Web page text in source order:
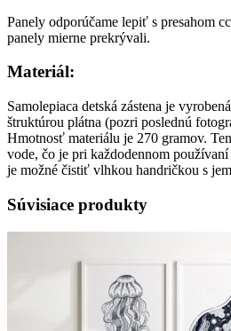
Panely odporúčame lepiť s presahom
panely mierne prekrývali.
Materiál:
Samolepiaca detská zástena je
štruktúrou plátna (pozri poslednú
Hmotnosť materiálu je 270 gramov.
vode, čo je pri každodennom
je možné čistiť vlhkou handričkou s
Súvisiace produkty